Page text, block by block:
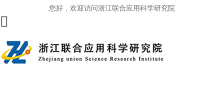
您好，欢迎访问浙江联合应用科学研究院